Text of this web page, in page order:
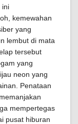
ini
kemewahan
yang
lembut di mata
tersebut
yang
neon yang
Penataan
mempertegas
pusat hiburan